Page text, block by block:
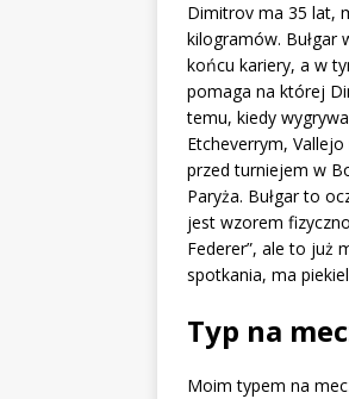
Dimitrov ma 35 lat,
kilogramów. Bułgar
końcu kariery, a w
pomaga na której
temu, kiedy
Etcheverrym,
przed turniejem w
Paryża. Bułgar to
jest wzorem
Federer”, ale to już
spotkania, ma
Typ na
Moim typem na